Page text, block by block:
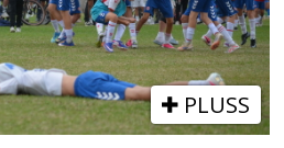
PLUSS